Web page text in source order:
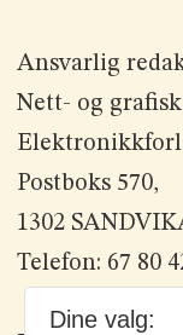
Ansvarlig
Nett- og
Postboks 570,
1302
Telefon: 67 80
Dine valg: